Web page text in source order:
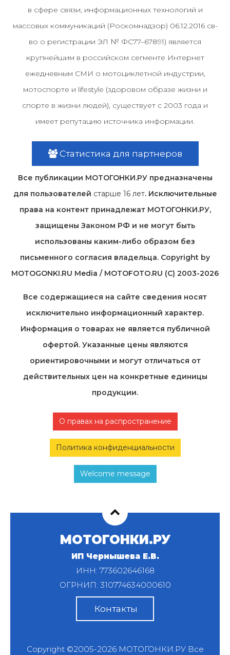
в сфере связи, информационных технологий и
массовых коммуникаций (Роскомнадзор) 06.12.2016 св-
во о регистрации ЭЛ № ФС77–67891) является
крупнейшим в российском сегменте Интернет
ежедневным СМИ о мотоциклетной индустрии,
мотоспорте и lifestyle (здоровом образе жизни и
спорте в жизни людей), существует с 2003 года и
имеет репутацию источника информации.
Статистика для партнеров
Все публикации МОТОГОНКИ.РУ предназначены
для пользователей старше 16 лет. Исключительные
права на контент принадлежат МОТОГОНКИ.РУ,
защищены Законом РФ и не могут быть
использованы каким-либо образом без
письменного согласия владельца. Copyright by
MOTOGONKI.RU Media / MOTOFOTO.RU (C) 2003-2026
Все содержащиеся на cайте сведения носят
исключительно информационный характер.
Информация о товарах не является публичной
офертой. Указанные цены являются
ориентировочными и могут отличаться от
действительных цен на конкретные единицы
продукции.
О правах на распространение
Политика конфиденциальности
Welcome message
МОТОГОНКИ.РУ
ИП Чернышева Е.В.
ИНН: 773602646168
ОГРНИП: 310774634000610
Контакты
Copyright ©2005-2026 МОТОГОНКИ.РУВсе